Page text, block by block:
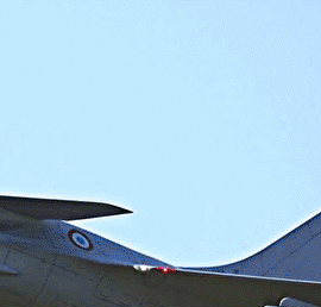
Exporter uniquement les colonnes
<
>
Mentions Légales
QPDD et brevets